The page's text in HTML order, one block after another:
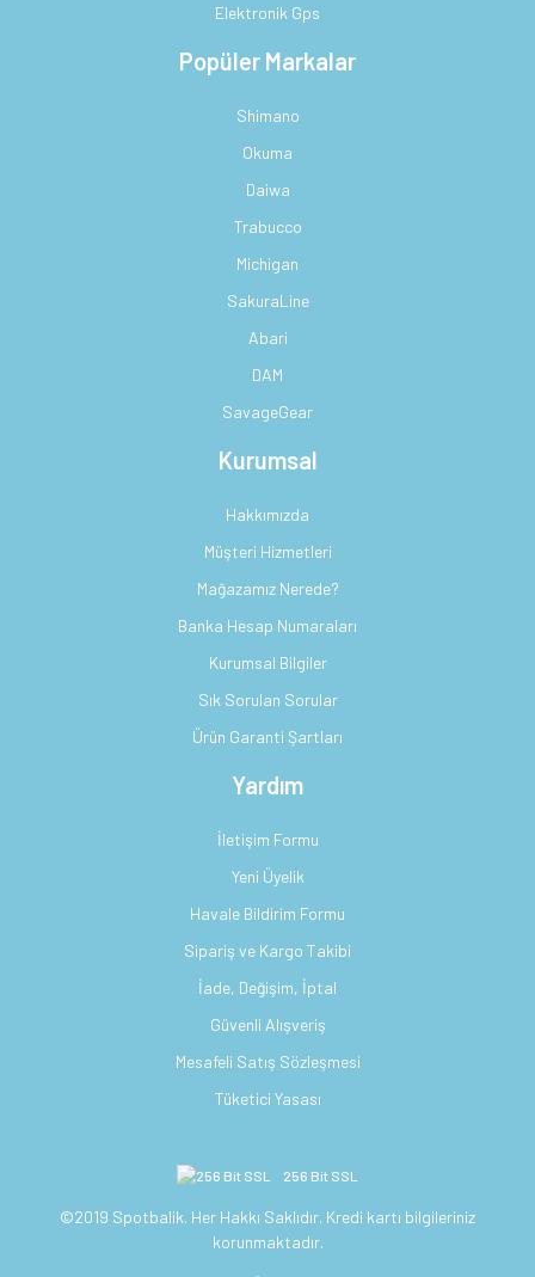
Elektronik Gps
Popüler Markalar
Shimano
Okuma
Daiwa
Trabucco
Michigan
SakuraLine
Abari
DAM
SavageGear
Kurumsal
Hakkımızda
Müşteri Hizmetleri
Mağazamız Nerede?
Banka Hesap Numaraları
Kurumsal Bilgiler
Sık Sorulan Sorular
Ürün Garanti Şartları
Yardım
İletişim Formu
Yeni Üyelik
Havale Bildirim Formu
Sipariş ve Kargo Takibi
İade, Değişim, İptal
Güvenli Alışveriş
Mesafeli Satış Sözleşmesi
Tüketici Yasası
256 Bit SSL
©2019 Spotbalik. Her Hakkı Saklıdır. Kredi kartı bilgileriniz
korunmaktadır.